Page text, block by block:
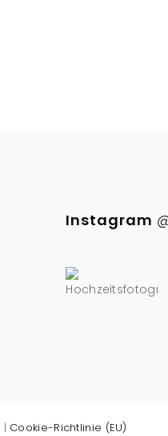
Instagram
| Cookie-Richtlinie (EU)